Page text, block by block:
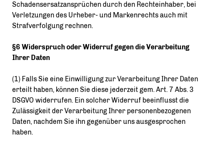
Schadensersatzansprüchen durch den Rechteinhaber, bei
Verletzungen des Urheber- und Markenrechts auch mit
Strafverfolgung rechnen.
§6 Widerspruch oder Widerruf gegen die Verarbeitung
Ihrer Daten
(1) Falls Sie eine Einwilligung zur Verarbeitung Ihrer Daten
erteilt haben, können Sie diese jederzeit gem. Art. 7 Abs. 3
DSGVO widerrufen. Ein solcher Widerruf beeinflusst die
Zulässigkeit der Verarbeitung Ihrer personenbezogenen
Daten, nachdem Sie ihn gegenüber uns ausgesprochen
haben.